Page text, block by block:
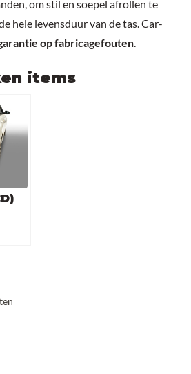
om stil en soepel afrollen te
hele levensduur van de tas. Car-
op fabricagefouten.
items